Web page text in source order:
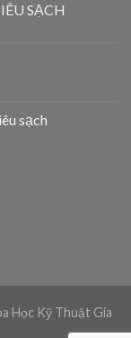
SẠCH
sạch
Học Kỹ Thuật Gia